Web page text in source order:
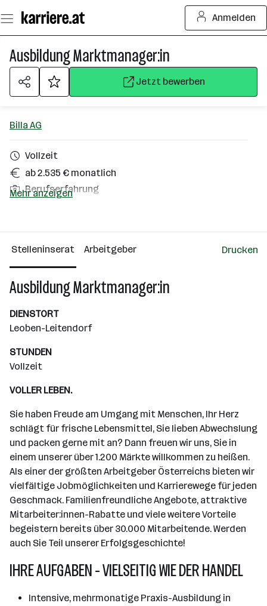
Seiteninhalt
springen
Anmelden
Ausbildung Marktmanager:in
Jetzt bewerben
Billa AG
Vollzeit
ab 2.535 € monatlich
Berufserfahrung
Über das Unternehmen
10000+ Mitarbeiter*innen
Wiener Neudorf
Mehr anzeigen
Stelleninserat Arbeitgeber Drucken
Ausbildung Marktmanager:in
DIENSTORT
Leoben-Leitendorf
STUNDEN
Vollzeit
VOLLER LEBEN.
Sie haben Freude am Umgang mit Menschen, Ihr Herz
schlägt für frische Lebensmittel, Sie lieben Abwechslung
und packen gerne mit an? Dann freuen wir uns, Sie in
einem unserer über 1.200 Märkte willkommen zu heißen.
Als einer der größten Arbeitgeber Österreichs bieten wir
vielfältige Jobmöglichkeiten und Karrierewege für jeden
Geschmack. Familienfreundliche Angebote, attraktive
Mitarbeiter:innen-Rabatte und viele weitere Vorteile
begeistern bereits über 30.000 Mitarbeitende. Werden
auch Sie Teil unserer Erfolgsgeschichte!
IHRE AUFGABEN - VIELSEITIG WIE DER HANDEL
Intensive, mehrmonatige Praxis-Ausbildung in